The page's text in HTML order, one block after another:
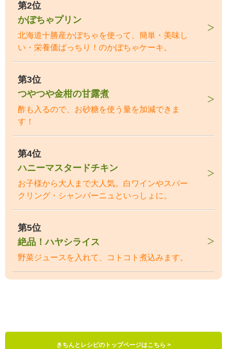
第2位
かぼちゃプリン
北海道十勝産かぼちゃを使って、簡単・美味し
い・栄養価ばっちり！のかぼちゃケーキ。
第3位
つやつや金柑の甘露煮
酢も入るので、お砂糖を使う量を加減できま
す！
第4位
ハニーマスタードチキン
お子様から大人まで大人気。白ワインやスパー
クリング・シャンパーニュといっしょに。
第5位
絶品！ハヤシライス
野菜ジュースを入れて、コトコト煮込みます。
きちんとレシピのトップページはこちら >